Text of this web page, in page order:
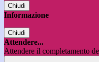
Chiudi
Informazione
Chiudi
Attendere...
Attendere il completamento